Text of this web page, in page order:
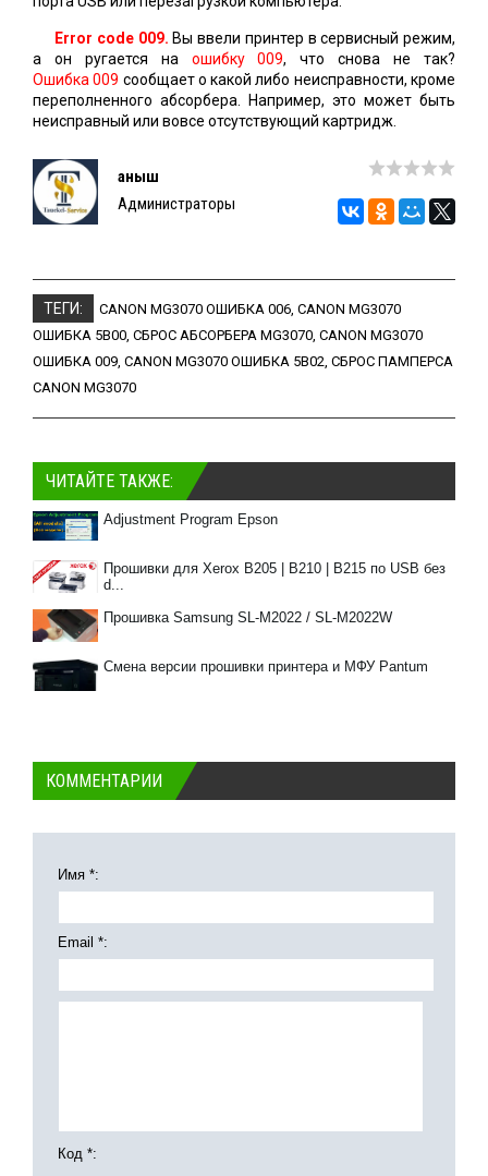
Error code 009. Вы ввели принтер в сервисный режим,
а он ругается на ошибку 009, что снова не так?
Ошибка 009 сообщает о какой либо неисправности, кроме
переполненного абсорбера. Например, это может быть
неисправный или вовсе отсутствующий картридж.
Қаныш
Администраторы
ТЕГИ: CANON MG3070 ОШИБКА 006, CANON MG3070
ОШИБКА 5B00, СБРОС АБСОРБЕРА MG3070, CANON MG3070
ОШИБКА 009, CANON MG3070 ОШИБКА 5B02, СБРОС ПАМПЕРСА
CANON MG3070
ЧИТАЙТЕ ТАКЖЕ:
Adjustment Program Epson
Прошивки для Xerox B205 | B210 | B215 по USB без
d...
Прошивка Samsung SL-M2022 / SL-M2022W
Смена версии прошивки принтера и МФУ Pantum
КОММЕНТАРИИ
Имя *:
Email *:
Код *: